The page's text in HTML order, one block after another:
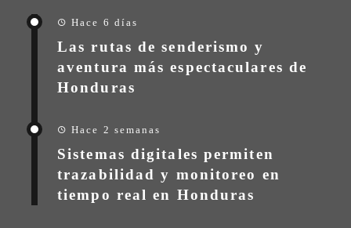
Hace 6 días
Las rutas de senderismo y
aventura más espectaculares de
Honduras
Hace 2 semanas
Sistemas digitales permiten
trazabilidad y monitoreo en
tiempo real en Honduras